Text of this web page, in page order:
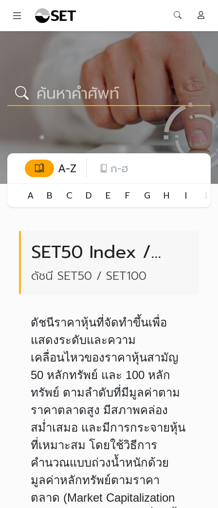
A-Z ก-ฮ
A B C D E F G H I J
SET50 Index /
SET100 Index
ดัชนี SET50 / SET100
ดัชนีราคาหุ้นที่จัดทำขึ้นเพื่อ
แสดงระดับและความ
เคลื่อนไหวของราคาหุ้นสามัญ
50 หลักทรัพย์ และ 100 หลัก
ทรัพย์ ตามลำดับที่มีมูลค่าตาม
ราคาตลาดสูง มีสภาพคล่อง
สม่ำเสมอ และมีการกระจายหุ้น
ที่เหมาะสม โดยใช้วิธีการ
คำนวณแบบถ่วงน้ำหนักด้วย
มูลค่าหลักทรัพย์ตามราคา
ตลาด (Market Capitalization